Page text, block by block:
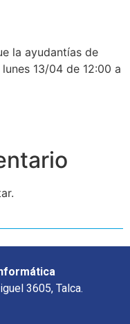
la ayudantías de
13/04 de 12:00 a
3605, Talca.